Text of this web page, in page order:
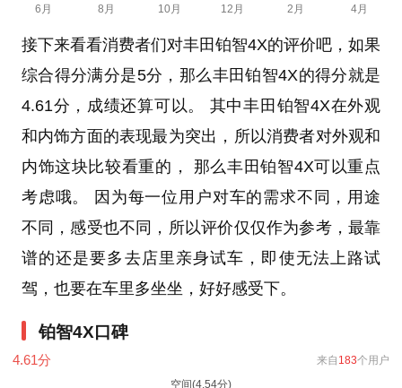
接下来看看消费者们对丰田铂智4X的评价吧，如果
综合得分满分是5分，那么丰田铂智4X的得分就是
4.61分，成绩还算可以。 其中丰田铂智4X在外观
和内饰方面的表现最为突出，所以消费者对外观和
内饰这块比较看重的， 那么丰田铂智4X可以重点
考虑哦。 因为每一位用户对车的需求不同，用途
不同，感受也不同，所以评价仅仅作为参考，最靠
谱的还是要多去店里亲身试车，即使无法上路试
驾，也要在车里多坐坐，好好感受下。
铂智4X口碑
4.61分 来自 183个用户